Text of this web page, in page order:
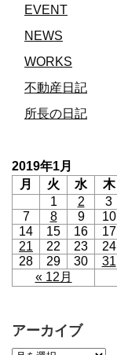
EVENT
NEWS
WORKS
不動産日記
所長の日記
2019年1月
月
火 水 木
« 12月
1 2 3
7
8 9 10
14
15 16 17
21
22 23 24
28
29 30 31
アーカイブ